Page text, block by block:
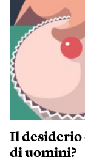
Il desiderio
di uomini?